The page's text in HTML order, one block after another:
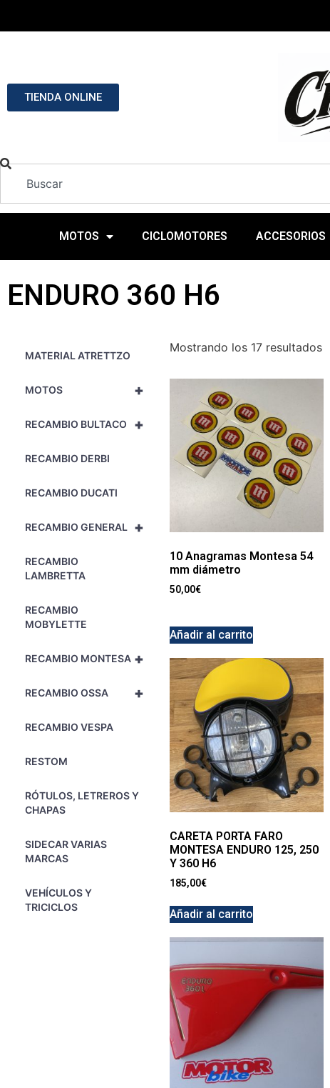
TIENDA ONLINE
MOTOS CICLOMOTORES ACCESORIOS
ENDURO 360 H6
MATERIAL ATRETTZO
+
MOTOS
+
RECAMBIO BULTACO
RECAMBIO DERBI
RECAMBIO DUCATI
+
RECAMBIO GENERAL
RECAMBIO
LAMBRETTA
RECAMBIO
MOBYLETTE
+
RECAMBIO MONTESA
+
RECAMBIO OSSA
RECAMBIO VESPA
RESTOM
RÓTULOS, LETREROS Y
CHAPAS
SIDECAR VARIAS
MARCAS
VEHÍCULOS Y
TRICICLOS
Mostrando los 17 resultados
10 Anagramas Montesa 54
mm diámetro
50,00€
Añadir al carrito
CARETA PORTA FARO
MONTESA ENDURO 125, 250
Y 360 H6
185,00€
Añadir al carrito